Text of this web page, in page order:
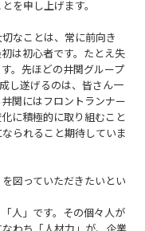
を申し上げます。
なことは、常に前向き
は初心者です。たとえ失
。先ほどの井関グループ
し遂げるのは、皆さん一
関にはフロントランナー
に積極的に取り組むこと
られること期待していま
図っていただきたいとい
人」です。その個々人が